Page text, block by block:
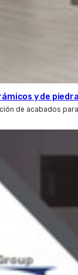
y de
de acabados